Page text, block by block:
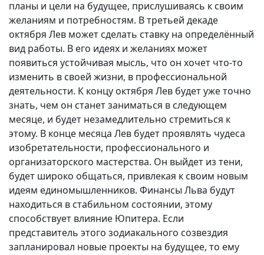
планы и цели на будущее, прислушиваясь к своим
желаниям и потребностям. В третьей декаде
октября Лев может сделать ставку на определённый
вид работы. В его идеях и желаниях может
появиться устойчивая мысль, что он хочет что-то
изменить в своей жизни, в профессиональной
деятельности. К концу октября Лев будет уже точно
знать, чем он станет заниматься в следующем
месяце, и будет незамедлительно стремиться к
этому. В конце месяца Лев будет проявлять чудеса
изобретательности, профессионального и
организаторского мастерства. Он выйдет из тени,
будет широко общаться, привлекая к своим новым
идеям единомышленников. Финансы Льва будут
находиться в стабильном состоянии, этому
способствует влияние Юпитера. Если
представитель этого зодиакального созвездия
запланировал новые проекты на будущее, то ему